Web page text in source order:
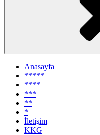
Anasayfa
*****
****
***
**
*
İletişim
KKG